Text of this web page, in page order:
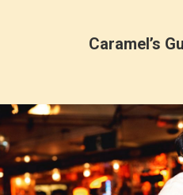
Caramel’s